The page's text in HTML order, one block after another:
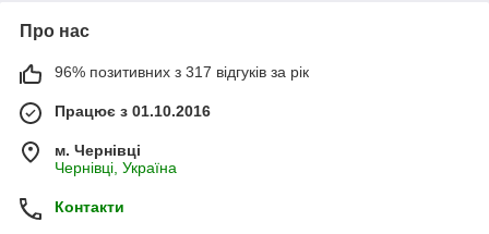
Про нас
96% позитивних з 317 відгуків за рік
Працює з 01.10.2016
м. Чернівці
Чернівці, Україна
Контакти